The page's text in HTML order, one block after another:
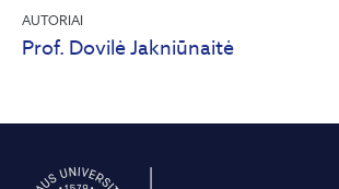
AUTORIAI
Prof. Dovilė Jakniūnaitė